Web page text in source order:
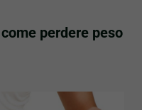
perdere peso